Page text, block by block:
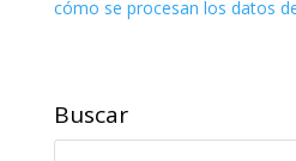
cómo se procesan los datos
Buscar